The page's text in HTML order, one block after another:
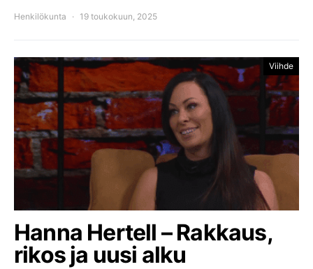
Henkilökunta 19 toukokuun, 2025
Viihde
Hanna Hertell – Rakkaus,
rikos ja uusi alku